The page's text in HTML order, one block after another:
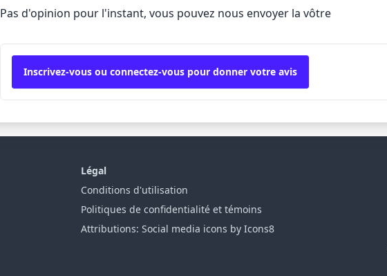
Pas d'opinion pour l'instant, vous pouvez nous envoyer la vôtre
Inscrivez-vous ou connectez-vous pour donner votre avis
Légal
Conditions d'utilisation
Politiques de confidentialité et témoins
Attributions: Social media icons by Icons8